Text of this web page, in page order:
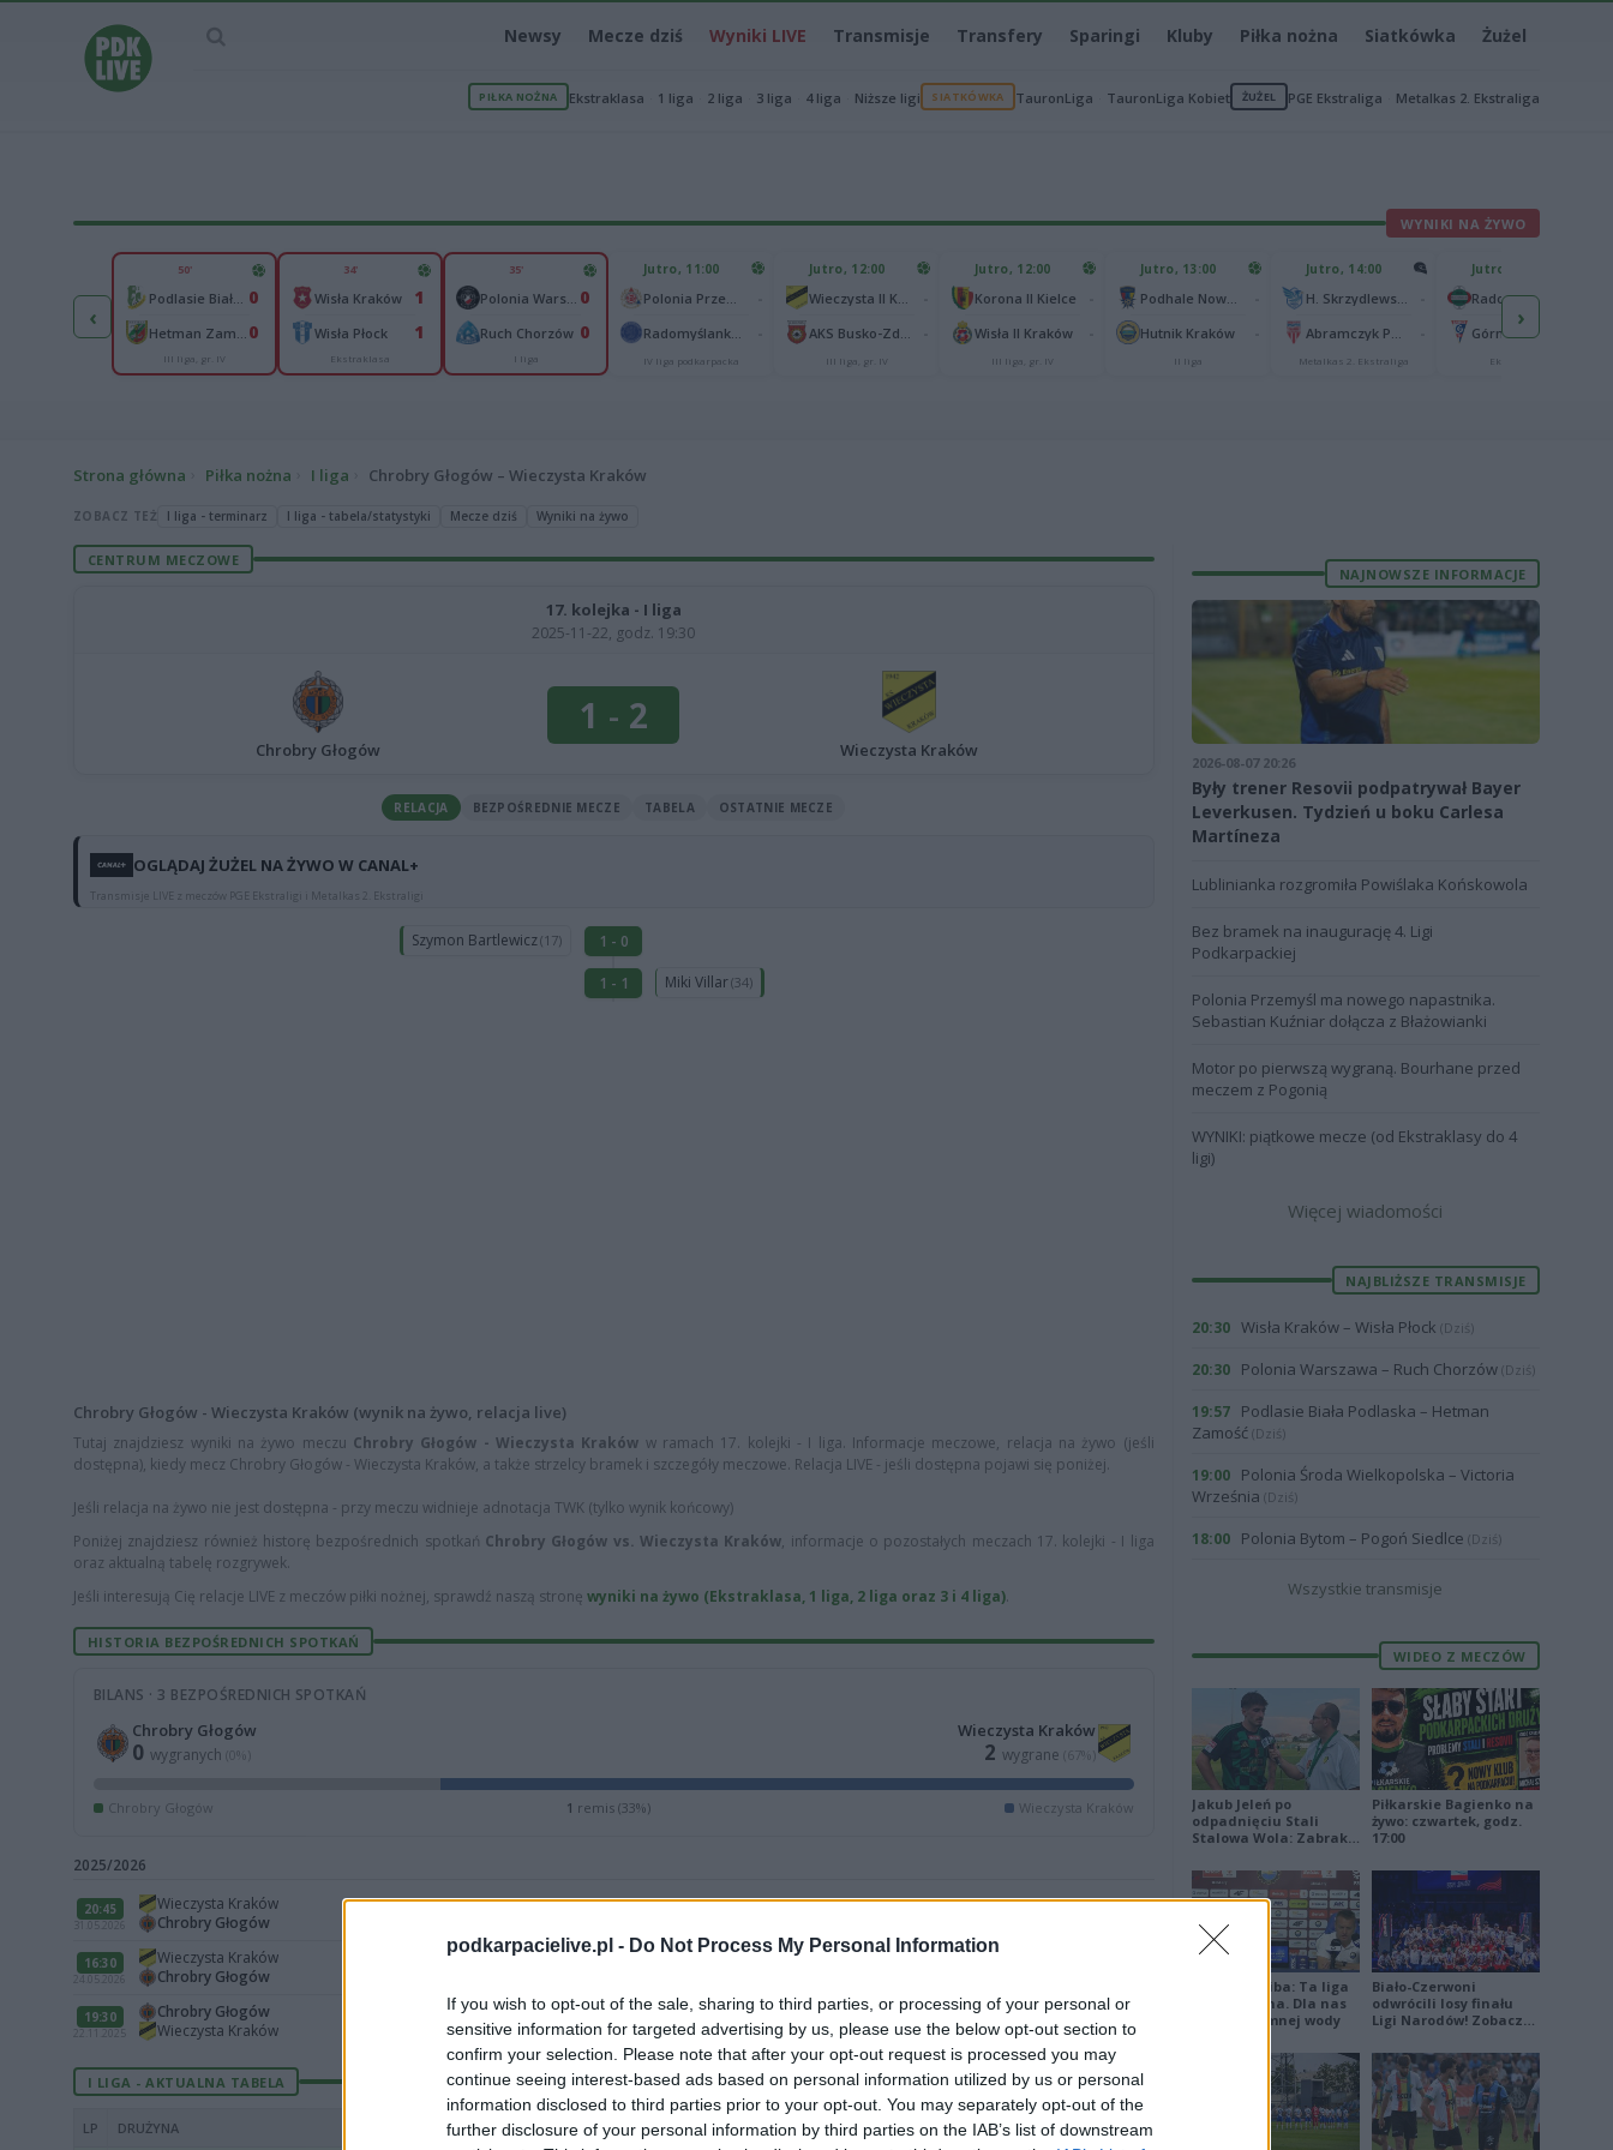
podkarpacielive.pl - Do Not Process My Personal Information
If you wish to opt-out of the sale, sharing to third parties, or processing of your personal or
sensitive information for targeted advertising by us, please use the below opt-out section to
confirm your selection. Please note that after your opt-out request is processed you may
continue seeing interest-based ads based on personal information utilized by us or personal
information disclosed to third parties prior to your opt-out. You may separately opt-out of the
further disclosure of your personal information by third parties on the IAB’s list of downstream
Newsy Mecze dziś Wyniki LIVE Transmisje Transfery Sparingi Kluby Piłka nożna Siatkówka Żużel
PIŁKA NOŻNA Ekstraklasa 1 liga 2 liga 3 liga 4 liga Niższe ligi SIATKÓWKA TauronLiga TauronLiga Kobiet ŻUŻEL PGE Ekstraliga Metalkas 2. Ekstraliga
WYNIKI NA ŻYWO
‹
Bytom 2
Siedlce 2
50'
0
0
III liga, gr. IV
34'
Wisła Kraków 1
Wisła Płock 1
Ekstraklasa
35'
0
Ruch Chorzów 0
I liga
Jutro, 11:00
IV liga podkarpacka
Jutro, 12:00
III liga, gr. IV
Jutro, 12:00
Korona II Kielce
Wisła II Kraków
III liga, gr. IV
Jutro, 13:00
Hutnik Kraków
II liga
Jutro, 14:00
Metalkas 2. Ekstraliga
Jutro, 14:45
Górnik Zabrze
Ekstraklasa
›
Strona główna Piłka nożna I liga Chrobry Głogów – Wieczysta Kraków
ZOBACZ TEŻ I liga - terminarz I liga - tabela/statystyki Mecze dziś Wyniki na żywo
CENTRUM MECZOWE
17. kolejka - I liga
2025-11-22, godz. 19:30
Chrobry Głogów
1 - 2
Wieczysta Kraków
RELACJA BEZPOŚREDNIE MECZE TABELA OSTATNIE MECZE
OGLĄDAJ ŻUŻEL NA ŻYWO W CANAL+
Transmisje LIVE z meczów PGE Ekstraligi i Metalkas 2. Ekstraligi
Szymon Bartlewicz(17) 1 - 0
1 - 1 Miki Villar(34)
Chrobry Głogów - Wieczysta Kraków (wynik na żywo, relacja live)
Tutaj znajdziesz wyniki na żywo meczu Chrobry Głogów - Wieczysta Kraków w ramach 17. kolejki - I liga. Informacje meczowe, relacja na żywo (jeśli
dostępna), kiedy mecz Chrobry Głogów - Wieczysta Kraków, a także strzelcy bramek i szczegóły meczowe. Relacja LIVE - jeśli dostępna pojawi się poniżej.
Jeśli relacja na żywo nie jest dostępna - przy meczu widnieje adnotacja TWK (tylko wynik końcowy)
Poniżej znajdziesz również historę bezpośrednich spotkań Chrobry Głogów vs. Wieczysta Kraków, informacje o pozostałych meczach 17. kolejki - I liga
oraz aktualną tabelę rozgrywek.
Jeśli interesują Cię relacje LIVE z meczów piłki nożnej, sprawdź naszą stronę wyniki na żywo (Ekstraklasa, 1 liga, 2 liga oraz 3 i 4 liga).
HISTORIA BEZPOŚREDNICH SPOTKAŃ
BILANS · 3 BEZPOŚREDNICH SPOTKAŃ
Chrobry Głogów
0 wygranych (0%)
Wieczysta Kraków
2 wygrane (67%)
Chrobry Głogów 1 remis (33%) Wieczysta Kraków
2025/2026
20:45
31.05.2026
Wieczysta Kraków
Chrobry Głogów
2
16:30
24.05.2026
Wieczysta Kraków
Chrobry Głogów
19:30
22.11.2025
Chrobry Głogów
Wieczysta Kraków
1
2
I LIGA - AKTUALNA TABELA
LP DRUŻYNA M PKT Z R P GOLE FORMA
NAJNOWSZE INFORMACJE
2026-08-07 20:26
Były trener Resovii podpatrywał Bayer
Leverkusen. Tydzień u boku Carlesa
Martíneza
Lublinianka rozgromiła Powiślaka Końskowola
Bez bramek na inaugurację 4. Ligi
Podkarpackiej
Polonia Przemyśl ma nowego napastnika.
Sebastian Kuźniar dołącza z Błażowianki
Motor po pierwszą wygraną. Bourhane przed
meczem z Pogonią
WYNIKI: piątkowe mecze (od Ekstraklasy do 4
ligi)
Więcej wiadomości
NAJBLIŻSZE TRANSMISJE
20:30 Wisła Kraków – Wisła Płock (Dziś)
20:30 Polonia Warszawa – Ruch Chorzów (Dziś)
19:57
Podlasie Biała Podlaska – Hetman
Zamość (Dziś)
19:00
Polonia Środa Wielkopolska – Victoria
Września (Dziś)
18:00 Polonia Bytom – Pogoń Siedlce (Dziś)
Wszystkie transmisje
WIDEO Z MECZÓW
Jakub Jeleń po
odpadnięciu Stali
Stalowa Wola: Zabrakło
Piłkarskie Bagienko na
żywo: czwartek, godz.
17:00
Damian Skiba: Ta liga
jest brutalna. Dla nas
to kubeł zimnej wody
Biało-Czerwoni
odwrócili losy finału
Ligi Narodów! Zobacz